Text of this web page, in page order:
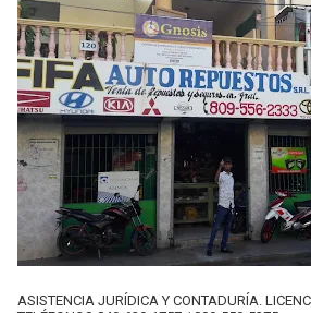
ASISTENCIA JURÍDICA Y CONTADURÍA.